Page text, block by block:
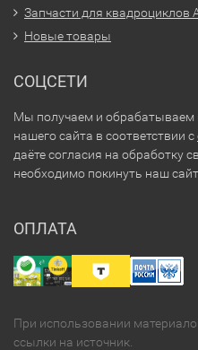
Запчасти для квадроциклов
Новые товары
СОЦСЕТИ
Мы получаем и обрабатываем
нашего сайта в соответствии с
даёте согласия на обработку
необходимо покинуть наш сайт.
ОПЛАТА
При использовании
ссылки на источник.